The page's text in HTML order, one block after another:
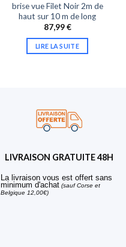
brise vue Filet Noir 2m de
haut sur 10 m de long
87,99€
LIRE LA SUITE
LIVRAISON GRATUITE 48H
La livraison vous est offert sans
minimum d'achat (sauf Corse et
Belgique 12,00€)